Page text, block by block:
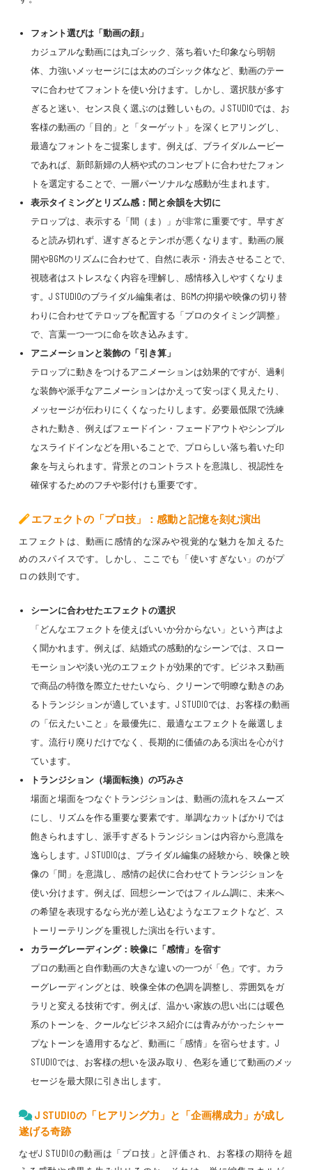
フォント選びは「動画の顔」
カジュアルな動画には丸ゴシック、落ち着いた印象なら明朝
体、力強いメッセージには太めのゴシック体など、動画のテー
マに合わせてフォントを使い分けます。しかし、選択肢が多す
ぎると迷い、センス良く選ぶのは難しいもの。J STUDIOでは、お
客様の動画の「目的」と「ターゲット」を深くヒアリングし、
最適なフォントをご提案します。例えば、ブライダルムービー
であれば、新郎新婦の人柄や式のコンセプトに合わせたフォン
トを選定することで、一層パーソナルな感動が生まれます。
表示タイミングとリズム感：間と余韻を大切に
テロップは、表示する「間（ま）」が非常に重要です。早すぎ
ると読み切れず、遅すぎるとテンポが悪くなります。動画の展
開やBGMのリズムに合わせて、自然に表示・消去させることで、
視聴者はストレスなく内容を理解し、感情移入しやすくなりま
す。J STUDIOのブライダル編集者は、BGMの抑揚や映像の切り替
わりに合わせてテロップを配置する「プロのタイミング調整」
で、言葉一つ一つに命を吹き込みます。
アニメーションと装飾の「引き算」
テロップに動きをつけるアニメーションは効果的ですが、過剰
な装飾や派手なアニメーションはかえって安っぽく見えたり、
メッセージが伝わりにくくなったりします。必要最低限で洗練
された動き、例えばフェードイン・フェードアウトやシンプル
なスライドインなどを用いることで、プロらしい落ち着いた印
象を与えられます。背景とのコントラストを意識し、視認性を
確保するためのフチや影付けも重要です。
エフェクトの「プロ技」：感動と記憶を刻む演出
エフェクトは、動画に感情的な深みや視覚的な魅力を加えるた
めのスパイスです。しかし、ここでも「使いすぎない」のがプ
ロの鉄則です。
シーンに合わせたエフェクトの選択
「どんなエフェクトを使えばいいか分からない」という声はよ
く聞かれます。例えば、結婚式の感動的なシーンでは、スロー
モーションや淡い光のエフェクトが効果的です。ビジネス動画
で商品の特徴を際立たせたいなら、クリーンで明瞭な動きのあ
るトランジションが適しています。J STUDIOでは、お客様の動画
の「伝えたいこと」を最優先に、最適なエフェクトを厳選しま
す。流行り廃りだけでなく、長期的に価値のある演出を心がけ
ています。
トランジション（場面転換）の巧みさ
場面と場面をつなぐトランジションは、動画の流れをスムーズ
にし、リズムを作る重要な要素です。単調なカットばかりでは
飽きられますし、派手すぎるトランジションは内容から意識を
逸らします。J STUDIOは、ブライダル編集の経験から、映像と映
像の「間」を意識し、感情の起伏に合わせてトランジションを
使い分けます。例えば、回想シーンではフィルム調に、未来へ
の希望を表現するなら光が差し込むようなエフェクトなど、ス
トーリーテリングを重視した演出を行います。
カラーグレーディング：映像に「感情」を宿す
プロの動画と自作動画の大きな違いの一つが「色」です。カラ
ーグレーディングとは、映像全体の色調を調整し、雰囲気をガ
ラリと変える技術です。例えば、温かい家族の思い出には暖色
系のトーンを、クールなビジネス紹介には青みがかったシャー
プなトーンを適用するなど、動画に「感情」を宿らせます。J
STUDIOでは、お客様の想いを汲み取り、色彩を通じて動画のメッ
セージを最大限に引き出します。
J STUDIOの「ヒアリング力」と「企画構成力」が成し
遂げる奇跡
なぜJ STUDIOの動画は「プロ技」と評価され、お客様の期待を超